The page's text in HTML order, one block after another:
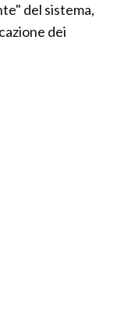
del sistema,
dei